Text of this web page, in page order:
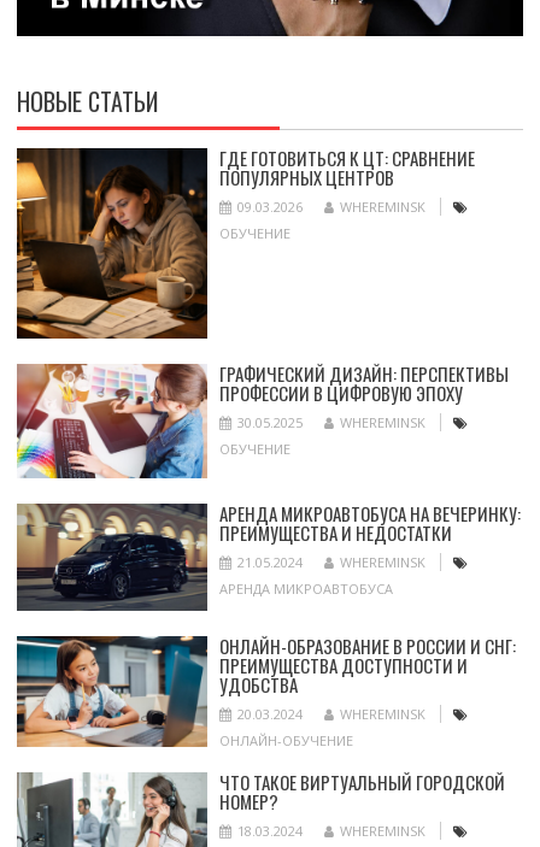
НОВЫЕ СТАТЬИ
ГДЕ ГОТОВИТЬСЯ К ЦТ: СРАВНЕНИЕ
ПОПУЛЯРНЫХ ЦЕНТРОВ
09.03.2026
WHEREMINSK
ОБУЧЕНИЕ
ГРАФИЧЕСКИЙ ДИЗАЙН: ПЕРСПЕКТИВЫ
ПРОФЕССИИ В ЦИФРОВУЮ ЭПОХУ
30.05.2025
WHEREMINSK
ОБУЧЕНИЕ
АРЕНДА МИКРОАВТОБУСА НА ВЕЧЕРИНКУ:
ПРЕИМУЩЕСТВА И НЕДОСТАТКИ
21.05.2024
WHEREMINSK
АРЕНДА МИКРОАВТОБУСА
ОНЛАЙН-ОБРАЗОВАНИЕ В РОССИИ И СНГ:
ПРЕИМУЩЕСТВА ДОСТУПНОСТИ И
УДОБСТВА
20.03.2024
WHEREMINSK
ОНЛАЙН-ОБУЧЕНИЕ
ЧТО ТАКОЕ ВИРТУАЛЬНЫЙ ГОРОДСКОЙ
НОМЕР?
18.03.2024
WHEREMINSK